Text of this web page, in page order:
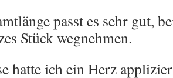
passt es sehr gut,
Stück wegnehmen.
hatte ich ein Herz